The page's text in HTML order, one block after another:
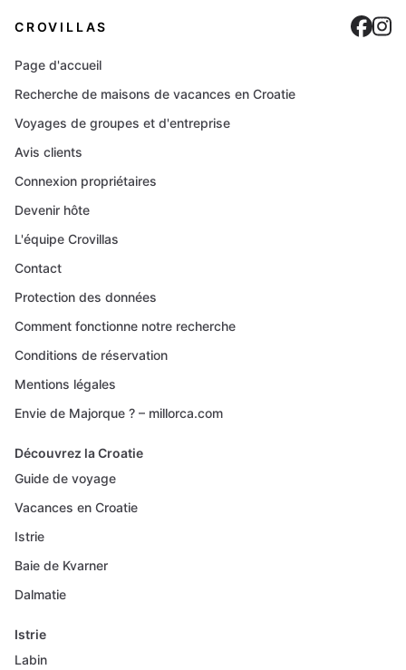
CROVILLAS
Page d'accueil
Recherche de maisons de vacances en Croatie
Voyages de groupes et d'entreprise
Avis clients
Connexion propriétaires
Devenir hôte
L'équipe Crovillas
Contact
Protection des données
Comment fonctionne notre recherche
Conditions de réservation
Mentions légales
Envie de Majorque ? – millorca.com
Découvrez la Croatie
Guide de voyage
Vacances en Croatie
Istrie
Baie de Kvarner
Dalmatie
Istrie
Labin